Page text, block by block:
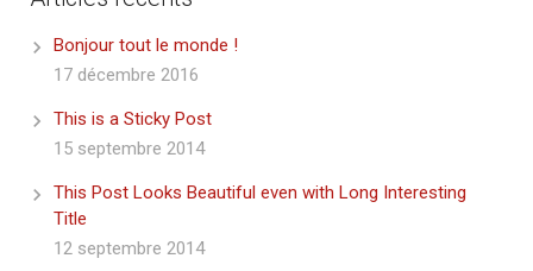
Bonjour tout le monde !
17 décembre 2016
This is a Sticky Post
15 septembre 2014
This Post Looks Beautiful even with Long Interesting
Title
12 septembre 2014